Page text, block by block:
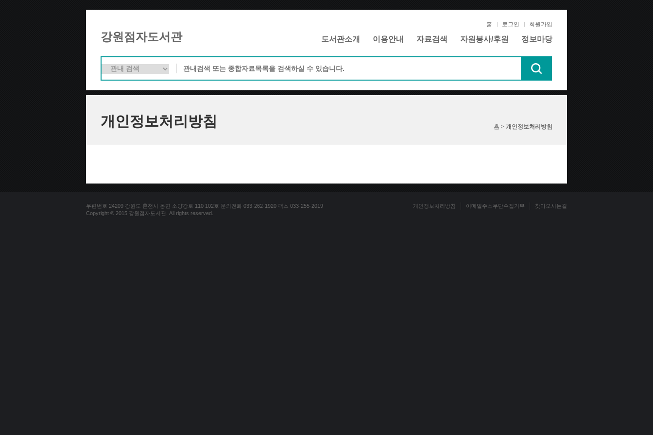
강원점자도서관
홈 로그인 회원가입
도서관소개 이용안내 자료검색 자원봉사/후원 정보마당
개인정보처리방침 홈 > 개인정보처리방침
우편번호 24209 강원도 춘천시 동면 소양강로 110 102호 문의전화 033-262-1920 팩스 033-255-2019
Copyright © 2015 강원점자도서관. All rights reserved.
개인정보처리방침 이메일주소무단수집거부 찾아오시는길